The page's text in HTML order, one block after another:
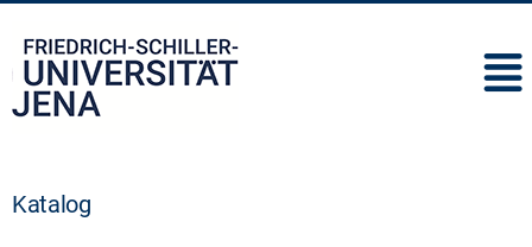
Katalog